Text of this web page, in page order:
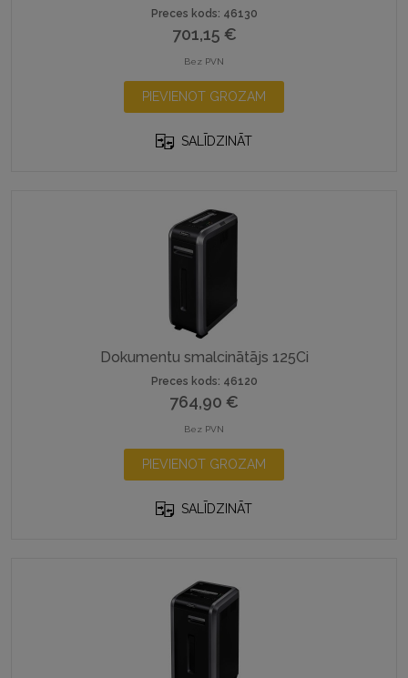
Preces kods: 46130
701,15 €
Bez PVN
PIEVIENOT GROZAM
SALĪDZINĀT
Dokumentu smalcinātājs 125Ci
Preces kods: 46120
764,90 €
Bez PVN
PIEVIENOT GROZAM
SALĪDZINĀT